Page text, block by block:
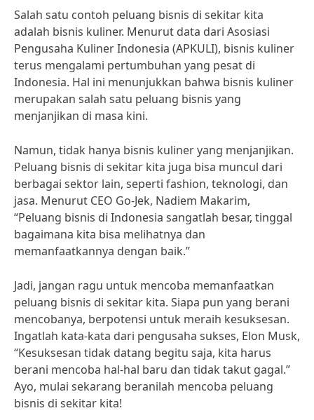
Salah satu contoh peluang bisnis di sekitar kita
adalah bisnis kuliner. Menurut data dari Asosiasi
Pengusaha Kuliner Indonesia (APKULI), bisnis kuliner
terus mengalami pertumbuhan yang pesat di
Indonesia. Hal ini menunjukkan bahwa bisnis kuliner
merupakan salah satu peluang bisnis yang
menjanjikan di masa kini.
Namun, tidak hanya bisnis kuliner yang menjanjikan.
Peluang bisnis di sekitar kita juga bisa muncul dari
berbagai sektor lain, seperti fashion, teknologi, dan
jasa. Menurut CEO Go-Jek, Nadiem Makarim,
“Peluang bisnis di Indonesia sangatlah besar, tinggal
bagaimana kita bisa melihatnya dan
memanfaatkannya dengan baik.”
Jadi, jangan ragu untuk mencoba memanfaatkan
peluang bisnis di sekitar kita. Siapa pun yang berani
mencobanya, berpotensi untuk meraih kesuksesan.
Ingatlah kata-kata dari pengusaha sukses, Elon Musk,
“Kesuksesan tidak datang begitu saja, kita harus
berani mencoba hal-hal baru dan tidak takut gagal.”
Ayo, mulai sekarang beranilah mencoba peluang
bisnis di sekitar kita!